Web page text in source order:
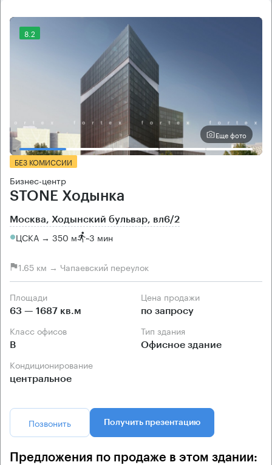
8.2
Еще фото
БЕЗ КОМИССИИ
Бизнес-центр
STONE Ходынка
Москва, Ходынский бульвар, вл6/2
ЦСКА → 350 м ~3 мин
1.65 км → Чапаевский переулок
Площади
63 — 1687 кв.м
Цена продажи
по запросу
Класс офисов
B
Тип здания
Офисное здание
Кондиционирование
центральное
Позвонить Получить презентацию
Предложения по продаже в этом здании: